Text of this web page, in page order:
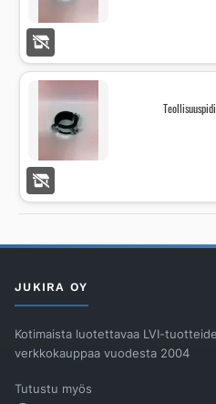
JUKIRA OY
Kotimaista luotettavaa LVI-
verkkokauppaa vuodesta 2004
Tutustu myös